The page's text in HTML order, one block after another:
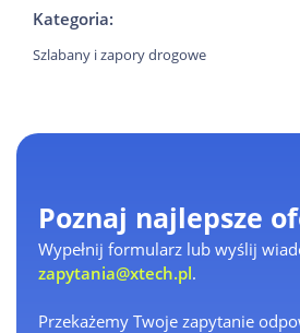
Kategoria:
Szlabany i zapory drogowe
Poznaj najlepsze
Wypełnij formularz lub wyślij
zapytania@xtech.pl.
Przekażemy Twoje zapytanie